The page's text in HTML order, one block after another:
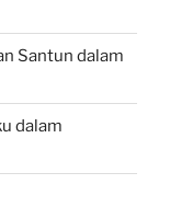
Santun dalam
dalam